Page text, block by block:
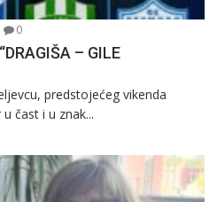
0
– GILE
predstojećeg vikenda
čast i u znak...